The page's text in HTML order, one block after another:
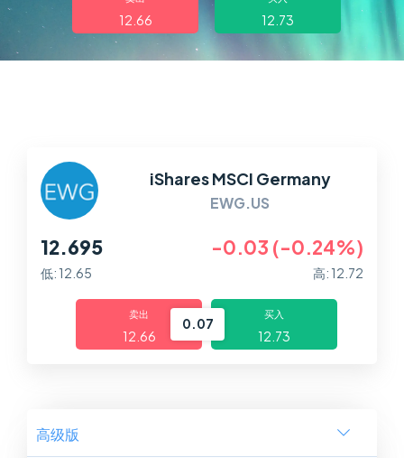
交易
帮助中心
12.66 12.73
iShares MSCI Germany
EWG.US
12.695 -0.03 (-0.24%)
低: 12.65 高: 12.72
卖出
12.66
0.07
买入
12.73
高级版